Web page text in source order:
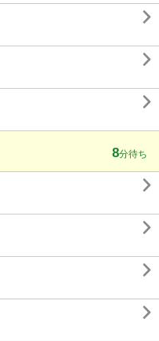



8分待ち



